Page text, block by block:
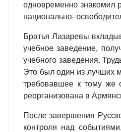
одновременно знакомил
национально-
Братья Лазаревы
учебное заведение,
учебного заведения.
Это был один из лучших
требовавшее к тому же
реорганизована в
После завершения
контроля над